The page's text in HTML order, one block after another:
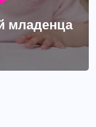
младенца